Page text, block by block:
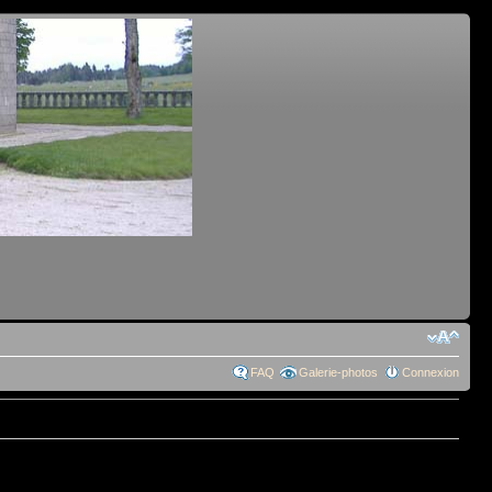
FAQ Galerie-photos Connexion